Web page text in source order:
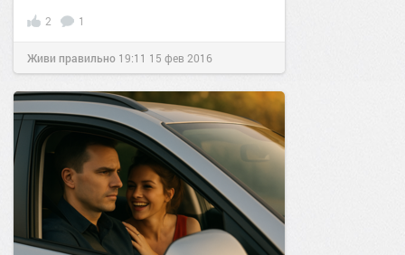
2 1
Живи правильно 19:11 15 фев 2016